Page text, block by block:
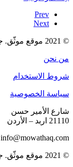
Prev
Next
© 2021 موقع موثّق. جميع الحقوق محفوظة.
من نحن
شروط الاستخدام
سياسة الخصوصية
شارع الأمير حسن
21110 اربد – الأردن
info@mowathaq.com
© 2021 موقع موثّق. جميع الحقوق محفوظة.